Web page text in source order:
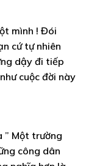
mình ! Đói
cứ tự nhiên
dậy đi tiếp
cuộc đời này
” Một trường
công dân